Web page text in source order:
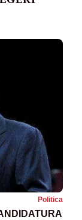
Politica